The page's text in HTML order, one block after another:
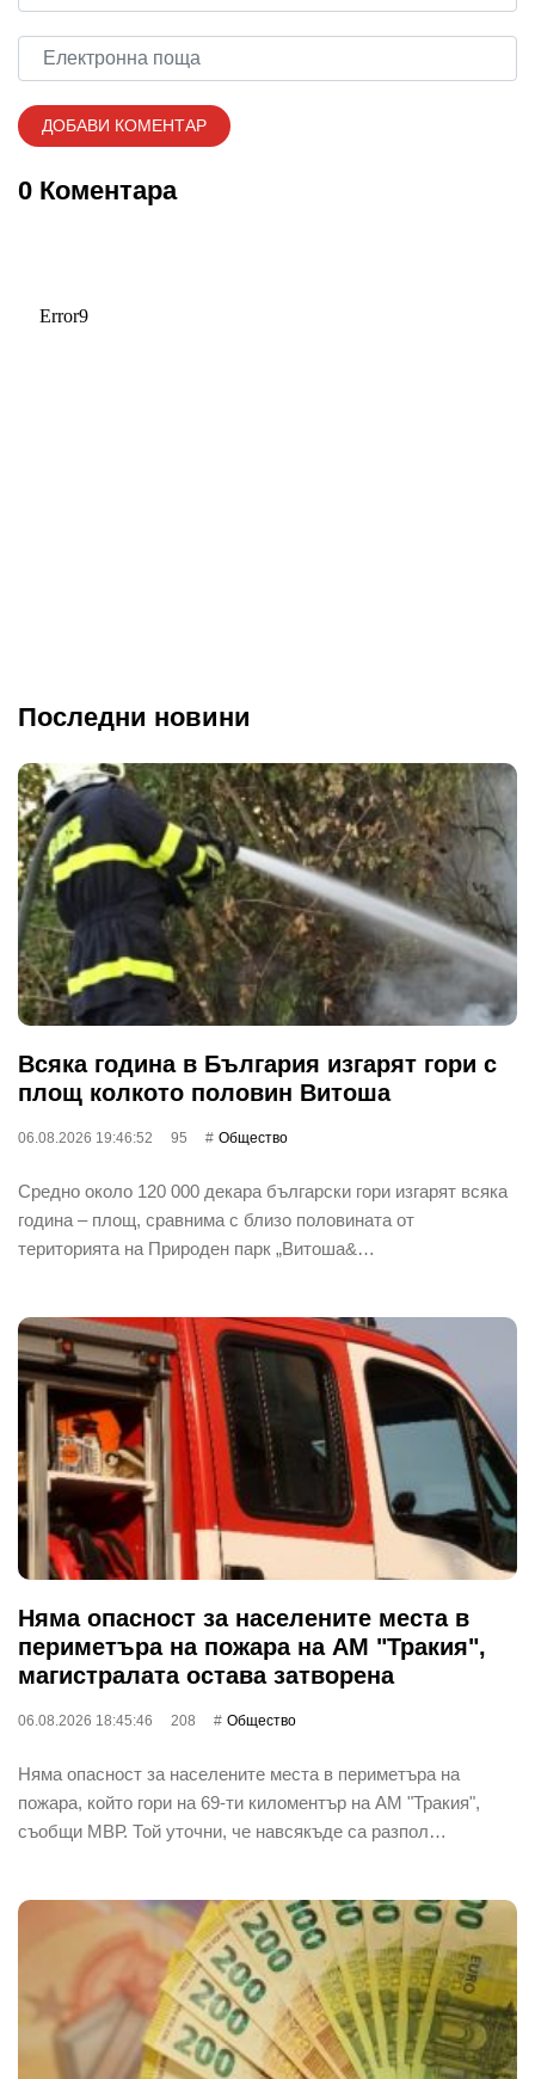
0 Коментара
Последни новини
Всяка година в България изгарят гори с
площ колкото половин Витоша
06.08.2026 19:46:52 95 Общество
Средно около 120 000 декара български гори изгарят всяка
година – площ, сравнима с близо половината от
територията на Природен парк „Витоша&…
Няма опасност за населените места в
периметъра на пожара на АМ "Тракия",
магистралата остава затворена
06.08.2026 18:45:46 208 Общество
Няма опасност за населените места в периметъра на
пожара, който гори на 69-ти киломентър на АМ "Тракия",
съобщи МВР. Той уточни, че навсякъде са разпол…